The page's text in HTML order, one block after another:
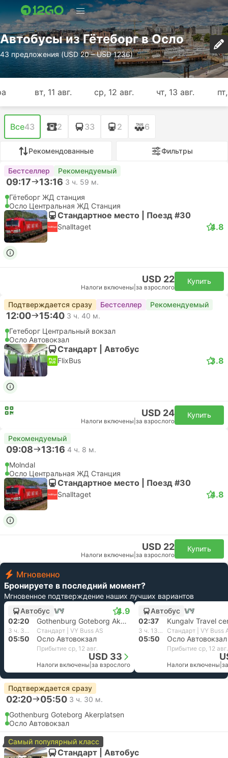
Автобусы из Гётеборг в Осло
43 предложения (USD 20 – USD 1236)
вт, 11 авг. ср, 12 авг. чт, 13 авг.
Все43 2 33 2 6
Рекомендованные Фильтры
Бестселлер Рекомендуемый
09:17 13:16 3 ч. 59 м.
Гётеборг ЖД станция
Осло Центральная ЖД Станция
Стандартное место | Поезд #30
Snalltaget 4.8
USD 22
Налоги включены за взрослого
Купить
Подтверждается сразу Бестселлер Рекомендуемый
12:00 15:40 3 ч. 40 м.
Гетеборг Центральный вокзал
Осло Автовокзал
Стандарт | Автобус
FlixBus 3.8
USD 24
Налоги включены за взрослого
Купить
Рекомендуемый
09:08 13:16 4 ч. 8 м.
Molndal
Осло Центральная ЖД Станция
Стандартное место | Поезд #30
Snalltaget 4.8
USD 22
Налоги включены за взрослого
Купить
Мгновенно
Бронируете в последний момент?
Мгновенное подтверждение наших лучших вариантов
Автобус
4.9
02:20 Gothenburg Goteborg Akerplatsen
3 ч. 30 м. Стандарт | VY Buss AS
05:50 Осло Автовокзал
Прибытие ср, 12 авг.
USD 33
Налоги включены за взрослого
Автобус
02:37
Kungalv Travel
3 ч. 13 м. Стандарт | VY Buss
05:50 Осло Автовокзал
Прибытие ср, 12 авг.
Налоги включены
Подтверждается сразу
02:20 05:50 3 ч. 30 м.
Gothenburg Goteborg Akerplatsen
Осло Автовокзал
Самый популярный класс
Стандарт | Автобус